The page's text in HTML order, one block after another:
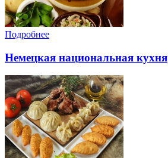
Подробнее
Немецкая национальная кухня